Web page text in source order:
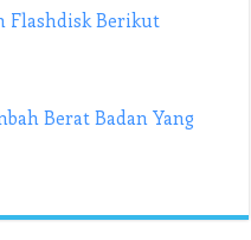
Flashdisk Berikut
Berat Badan Yang